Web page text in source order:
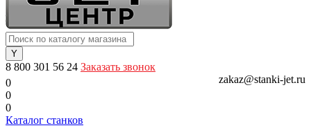
8 800 301 56 24 Заказать звонок
zakaz@stanki-jet.ru
0
0
0
Каталог станков